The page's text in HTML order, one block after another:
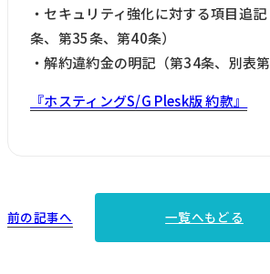
・セキュリティ強化に対する項目追
条、第35条、第40条）
・解約違約金の明記（第34条、別表第
『ホスティングS/G Plesk版 約款』
前の記事へ 一覧へもどる